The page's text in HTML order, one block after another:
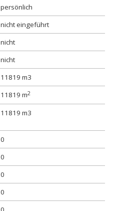
persönlich
nicht eingeführt
nicht
nicht
11819 m3
11819 m2
11819 m3
0
0
0
0